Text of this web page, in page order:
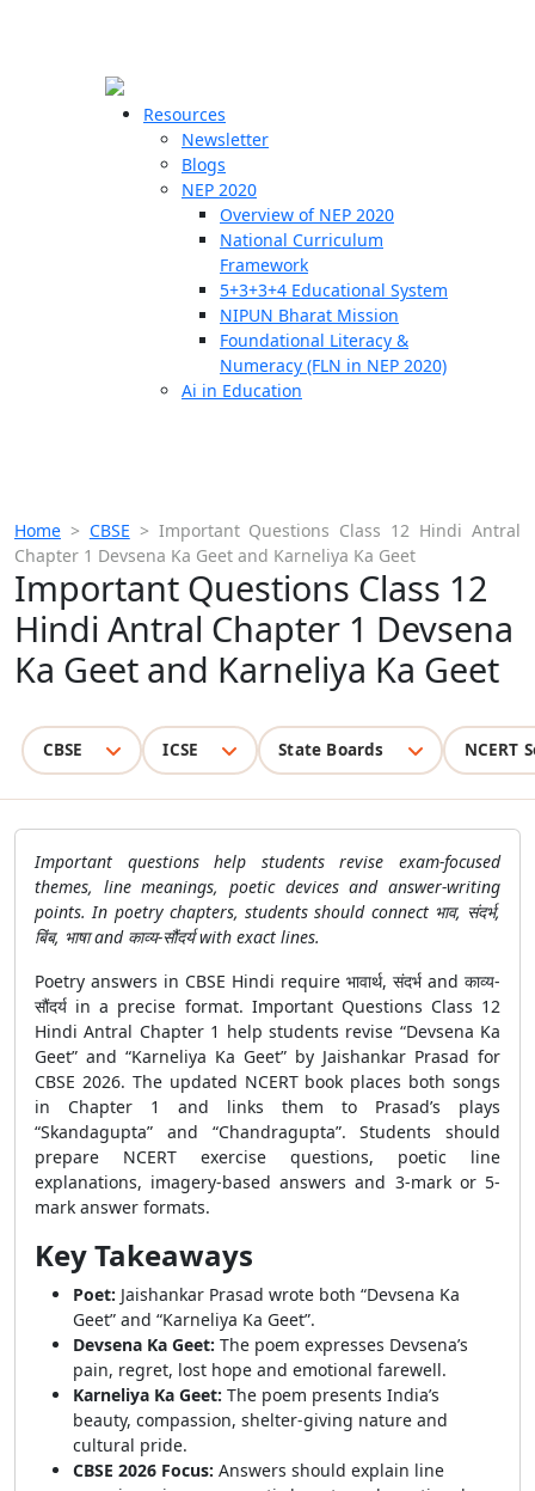
Resources
Newsletter
Blogs
NEP 2020
Overview of NEP 2020
National Curriculum
Framework
5+3+3+4 Educational System
NIPUN Bharat Mission
Foundational Literacy &
Numeracy (FLN in NEP 2020)
Ai in Education
Home > CBSE > Important Questions Class 12 Hindi Antral
Chapter 1 Devsena Ka Geet and Karneliya Ka Geet
Important Questions Class 12
Hindi Antral Chapter 1 Devsena
Ka Geet and Karneliya Ka Geet
CBSE ICSE State Boards NCERT
Important questions help students revise exam-focused
themes, line meanings, poetic devices and answer-writing
points. In poetry chapters, students should connect भाव, संदर्भ,
बिंब, भाषा and काव्य-सौंदर्य with exact lines.
Poetry answers in CBSE Hindi require भावार्थ, संदर्भ and काव्य-
सौंदर्य in a precise format. Important Questions Class 12
Hindi Antral Chapter 1 help students revise “Devsena Ka
Geet” and “Karneliya Ka Geet” by Jaishankar Prasad for
CBSE 2026. The updated NCERT book places both songs
in Chapter 1 and links them to Prasad’s plays
“Skandagupta” and “Chandragupta”. Students should
prepare NCERT exercise questions, poetic line
explanations, imagery-based answers and 3-mark or 5-
mark answer formats.
Key Takeaways
Poet: Jaishankar Prasad wrote both “Devsena Ka
Geet” and “Karneliya Ka Geet”.
Devsena Ka Geet: The poem expresses Devsena’s
pain, regret, lost hope and emotional farewell.
Karneliya Ka Geet: The poem presents India’s
beauty, compassion, shelter-giving nature and
cultural pride.
CBSE 2026 Focus: Answers should explain line